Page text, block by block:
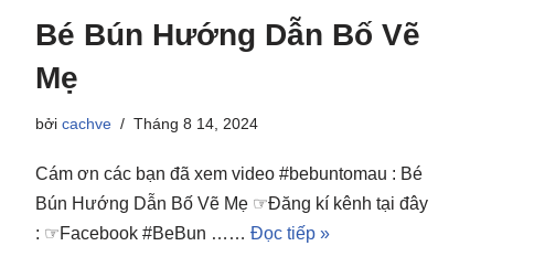
Bé Bún Hướng Dẫn Bố Vẽ
Mẹ
bởi cachve Tháng 8 14, 2024
Cám ơn các bạn đã xem video #bebuntomau : Bé
Bún Hướng Dẫn Bố Vẽ Mẹ ☞Đăng kí kênh tại đây
: ☞Facebook #BeBun …… Đọc tiếp »